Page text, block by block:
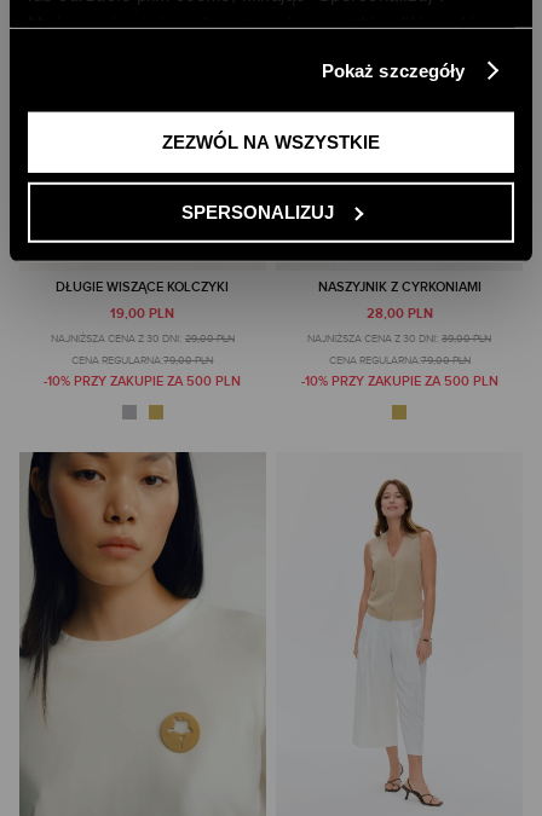
Polityce Prywatności
Pokaż szczegóły
ZEZWÓL NA WSZYSTKIE
SPERSONALIZUJ
DŁUGIE WISZĄCE KOLCZYKI
19,00 PLN
NAJNIŻSZA CENA Z 30 DNI: 29,00 PLN
CENA REGULARNA:79,00 PLN
-10% PRZY ZAKUPIE ZA 500 PLN
NASZYJNIK Z CYRKONIAMI
28,00 PLN
NAJNIŻSZA CENA Z 30 DNI: 39,00 PLN
CENA REGULARNA:79,00 PLN
-10% PRZY ZAKUPIE ZA 500 PLN